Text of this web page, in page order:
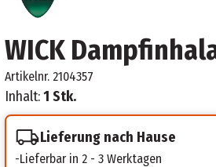
WICK
Artikelnr. 2104357
Inhalt:1 Stk.
Lieferung nach Hause
Lieferbar in 2 - 3 Werktagen